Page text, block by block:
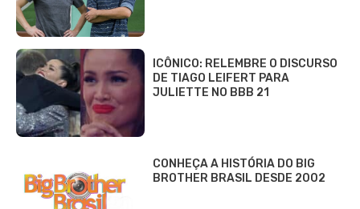
ICÔNICO: RELEMBRE O DISCURSO
DE TIAGO LEIFERT PARA
JULIETTE NO BBB 21
CONHEÇA A HISTÓRIA DO BIG
BROTHER BRASIL DESDE 2002